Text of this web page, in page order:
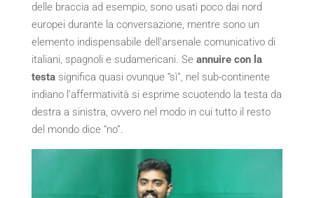
delle braccia ad esempio, sono usati poco dai nord
europei durante la conversazione, mentre sono un
elemento indispensabile dell’arsenale comunicativo di
italiani, spagnoli e sudamericani. Se annuire con la
testasignifica quasi ovunque “sì”, nel sub-continente
indiano l’affermatività si esprime scuotendo la testa da
destra a sinistra, ovvero nel modo in cui tutto il resto
del mondo dice “no”.